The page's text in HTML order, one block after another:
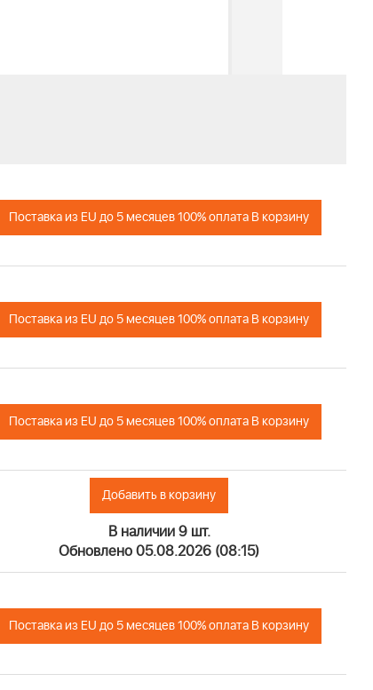
Поставка из EU до 5 месяцев 100% оплата В корзину
Поставка из EU до 5 месяцев 100% оплата В корзину
Поставка из EU до 5 месяцев 100% оплата В корзину
Добавить в корзину
В наличии 9 шт.
Обновлено 05.08.2026 (08:15)
Поставка из EU до 5 месяцев 100% оплата В корзину